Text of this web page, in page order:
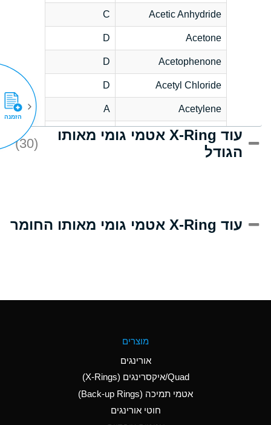
Acetic Anhydride
C
Acetone
D
Acetophenone
D
Acetyl Chloride
D
Acetylene
A
Acrlylonitrile
D
Adipic Acid
(Aqueous)
Aluminum Nitrate
(Aqueous)
Aluminum Phosphate
עוד X-Ring אטמי גומי מאותו
הגודל
(30)
עוד X-Ring אטמי גומי מאותו החומר
מוצרים
אורינגים
Quad/איקסרינגים (X-Rings)
אטמי תמיכה (Back-up Rings)
חוטי אורינגים
הזמנה